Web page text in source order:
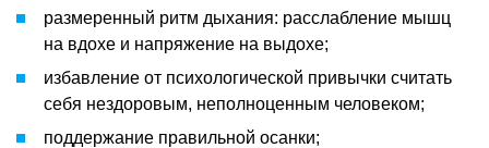
размеренный ритм дыхания: расслабление мышц
на вдохе и напряжение на выдохе;
избавление от психологической привычки считать
себя нездоровым, неполноценным человеком;
поддержание правильной осанки;